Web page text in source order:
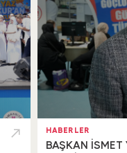
HABERLER
BAŞKAN İSMET